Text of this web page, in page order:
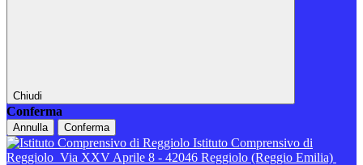
Chiudi
Conferma
Annulla Conferma
Istituto Comprensivo di
Reggiolo Via XXV Aprile 8 - 42046 Reggiolo (Reggio Emilia)